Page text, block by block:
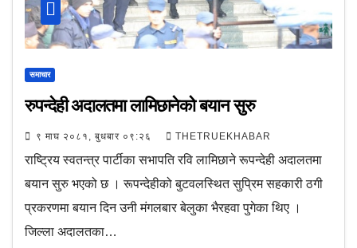
समाचार
रुपन्देही अदालतमा लामिछानेको बयान सुरु
९ माघ २०८१, बुधबार ०९:२६ THETRUEKHABAR
राष्ट्रिय स्वतन्त्र पार्टीका सभापति रवि लामिछाने रूपन्देही अदालतमा
बयान सुरु भएको छ । रूपन्देहीको बुटवलस्थित सुप्रिम सहकारी ठगी
प्रकरणमा बयान दिन उनी मंगलबार बेलुका भैरहवा पुगेका थिए ।
जिल्ला अदालतका…